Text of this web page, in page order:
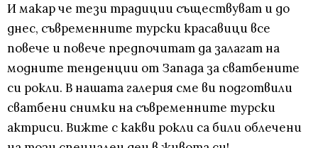
И макар че тези традиции съществуват и до
днес, съвременните турски красавици все
повече и повече предпочитат да залагат на
модните тенденции от Запада за сватбените
си рокли. В нашата галерия сме ви подготвили
сватбени снимки на съвременните турски
актриси. Вижте с какви рокли са били облечени